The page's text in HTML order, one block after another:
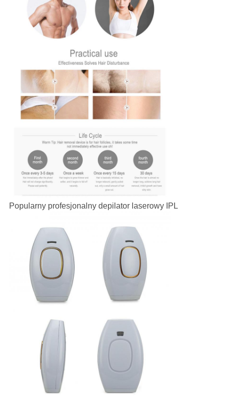
Popularny profesjonalny depilator laserowy IPL